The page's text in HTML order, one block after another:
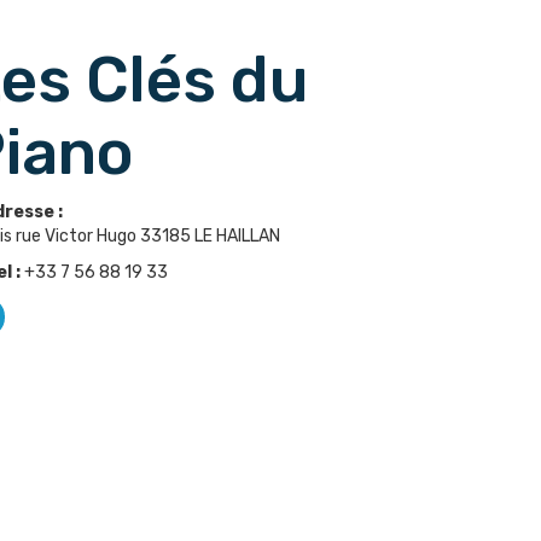
Clés du
:
rue Victor Hugo 33185 LE HAILLAN
:+33 7 56 88 19 33